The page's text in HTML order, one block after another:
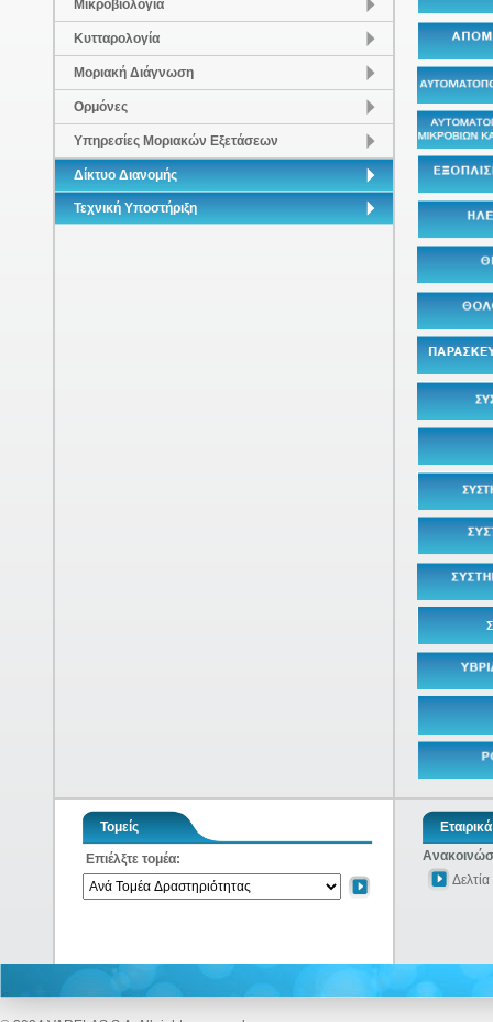
Μικροβιολογία
Κυτταρολογία
Μοριακή Διάγνωση
Ορμόνες
Υπηρεσίες Μοριακών Εξετάσεων
Δίκτυο Διανομής
Τεχνική Υποστήριξη
Τομείς
Επιέλξτε τομέα: